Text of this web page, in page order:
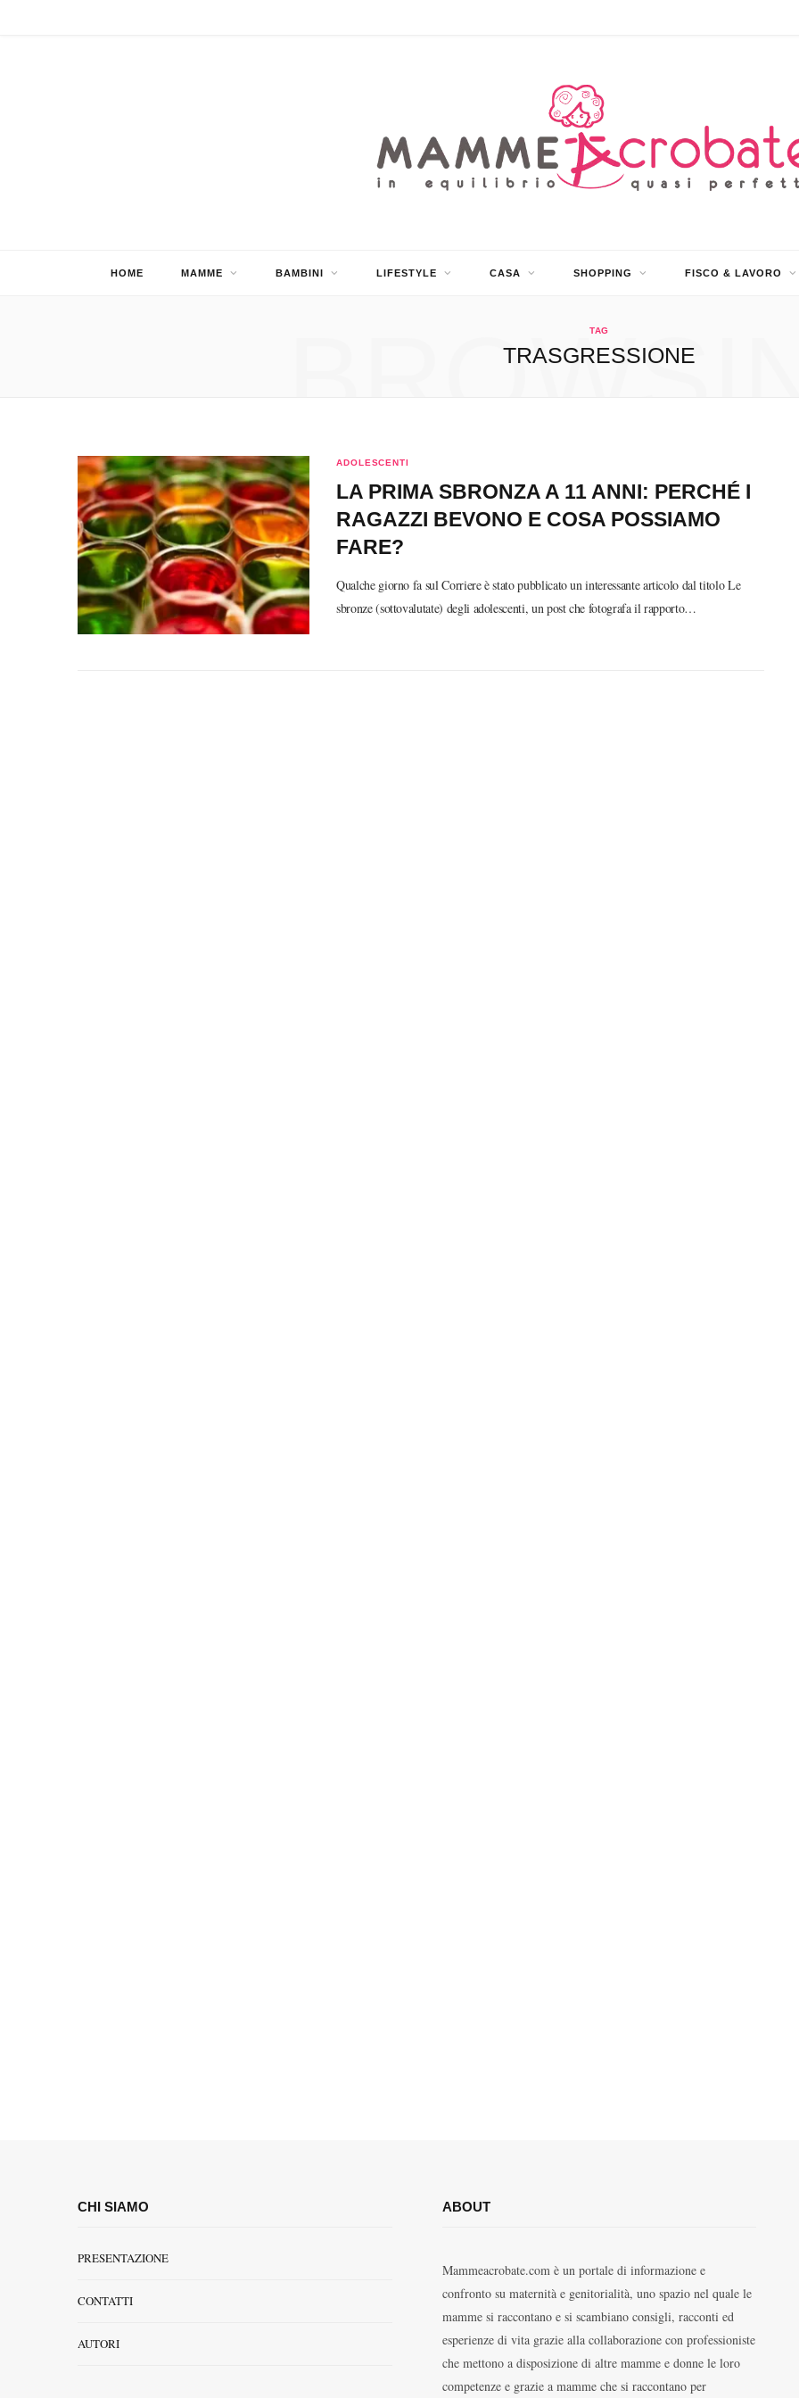
HOME MAMME BAMBINI LIFESTYLE CASA SHOPPING FISCO & LAVORO
TAG
TRASGRESSIONE
ADOLESCENTI
LA PRIMA SBRONZA A 11 ANNI: PERCHÉ I
RAGAZZI BEVONO E COSA POSSIAMO
FARE?
Qualche giorno fa sul Corriere è stato pubblicato un interessante articolo dal titolo Le
sbronze (sottovalutate) degli adolescenti, un post che fotografa il rapporto…
CHI SIAMO
PRESENTAZIONE
CONTATTI
AUTORI
ABOUT
Mammeacrobate.com è un portale di informazione e
confronto su maternità e genitorialità, uno spazio nel quale le
mamme si raccontano e si scambiano consigli, racconti ed
esperienze di vita grazie alla collaborazione con professioniste
che mettono a disposizione di altre mamme e donne le loro
competenze e grazie a mamme che si raccontano per